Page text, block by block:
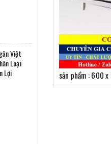
sản phẩm : 600
Việt
Loại
Lợi